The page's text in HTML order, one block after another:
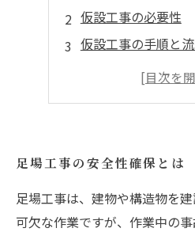
仮設工事の必要性
仮設工事の手順と
仮設工事の注意点
足場工事の安全性確保とは
足場工事は、建物や構造物を
可欠な作業ですが、作業中の